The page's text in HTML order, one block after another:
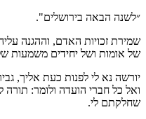
״לשנה הבאה בירושלים".
שמירת זכויות האדם, וההגנה
של אומות ושל יחידים משמעות
יורשה נא לי לפנות כעת אליך,
ואל כל חברי הועדה ולומר:
שחלקתם לי.